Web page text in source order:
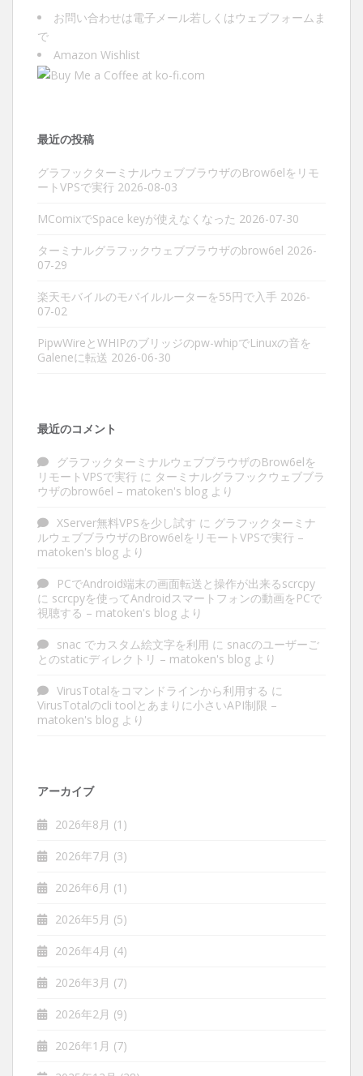
お問い合わせは電子メール若しくは ウェブフォーム ま
で
Amazon Wishlist
最近の投稿
グラフックターミナルウェブブラウザのBrow6elをリモ
ートVPSで実行 2026-08-03
MComixでSpace keyが使えなくなった 2026-07-30
ターミナルグラフックウェブブラウザのbrow6el 2026-
07-29
楽天モバイルのモバイルルーターを55円で入手 2026-
07-02
PipwWireとWHIPのブリッジのpw-whipでLinuxの音を
Galeneに転送 2026-06-30
最近のコメント
グラフックターミナルウェブブラウザのBrow6elを
リモートVPSで実行 に ターミナルグラフックウェブブラ
ウザのbrow6el – matoken's blog より
XServer無料VPSを少し試す に グラフックターミナ
ルウェブブラウザのBrow6elをリモートVPSで実行 –
matoken's blog より
PCでAndroid端末の画面転送と操作が出来るscrcpy
に scrcpyを使ってAndroidスマートフォンの動画をPCで
視聴する – matoken's blog より
snac でカスタム絵文字を利用 に snacのユーザーご
とのstaticディレクトリ – matoken's blog より
VirusTotalをコマンドラインから利用する に
VirusTotalのcli toolとあまりに小さいAPI制限 –
matoken's blog より
アーカイブ
2026年8月 (1)
2026年7月 (3)
2026年6月 (1)
2026年5月 (5)
2026年4月 (4)
2026年3月 (7)
2026年2月 (9)
2026年1月 (7)